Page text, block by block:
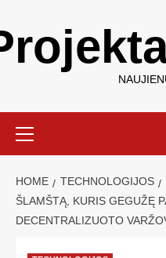
HOME TECHNOLOGIJOS
ŠLAMŠTĄ, KURIS GEGUŽĘ
DECENTRALIZUOTO